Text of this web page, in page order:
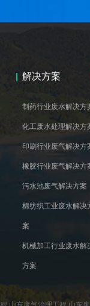
解决方案
制药行业废水解决方
化工废水处理解决方
印刷行业废气解决方
橡胶行业废气解决方
污水池废气解决方案
棉纺织工业废水解决
案
机械加工行业废水解
方案